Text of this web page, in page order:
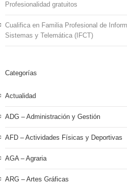
Profesionalidad gratuitos
Cualifica en Familia Profesional de
Sistemas y Telemática (IFCT)
Categorías
Actualidad
ADG – Administración y Gestión
AFD – Actividades Físicas y Deportivas
AGA – Agraria
ARG – Artes Gráficas